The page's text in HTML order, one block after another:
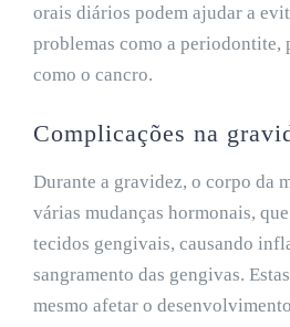
orais diários podem ajudar a
problemas como a periodontite,
como o cancro.
Complicações na
Durante a gravidez, o corpo da
várias mudanças hormonais,
tecidos gengivais, causando
sangramento das gengivas.
mesmo afetar o